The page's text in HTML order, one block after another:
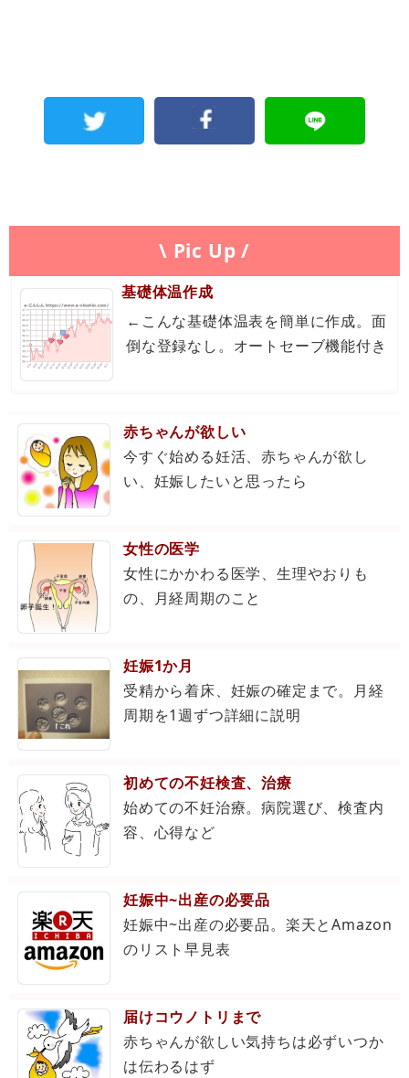
\ Pic Up /
基礎体温作成
←こんな基礎体温表を簡単に作成。面
倒な登録なし。オートセーブ機能付き
赤ちゃんが欲しい
今すぐ始める妊活、赤ちゃんが欲し
い、妊娠したいと思ったら
女性の医学
女性にかかわる医学、生理やおりも
の、月経周期のこと
妊娠1か月
受精から着床、妊娠の確定まで。月経
周期を1週ずつ詳細に説明
初めての不妊検査、治療
始めての不妊治療。病院選び、検査内
容、心得など
妊娠中~出産の必要品
妊娠中~出産の必要品。楽天とAmazon
のリスト早見表
届けコウノトリまで
赤ちゃんが欲しい気持ちは必ずいつか
は伝わるはず